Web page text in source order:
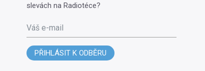
slevách na Radiotéce?
Váš e-mail
PŘIHLÁSIT K ODBĚRU